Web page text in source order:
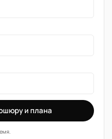
и плана